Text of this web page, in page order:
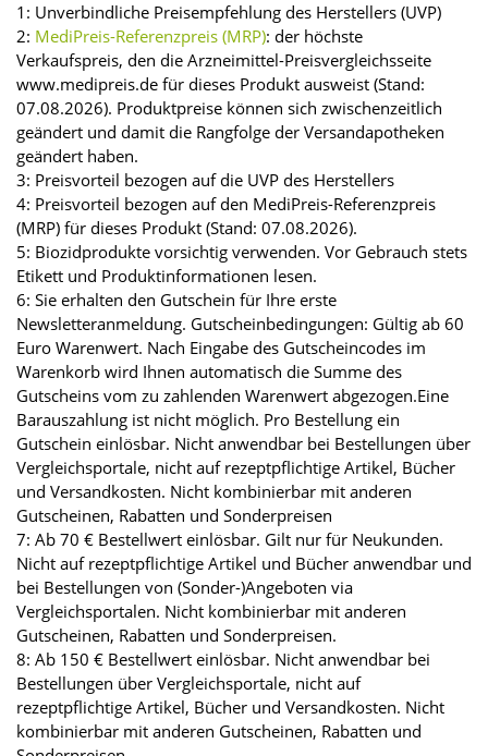
1: Unverbindliche Preisempfehlung des Herstellers (UVP)
2: MediPreis-Referenzpreis (MRP): der höchste
Verkaufspreis, den die Arzneimittel-Preisvergleichsseite
www.medipreis.de für dieses Produkt ausweist (Stand:
07.08.2026). Produktpreise können sich zwischenzeitlich
geändert und damit die Rangfolge der Versandapotheken
geändert haben.
3: Preisvorteil bezogen auf die UVP des Herstellers
4: Preisvorteil bezogen auf den MediPreis-Referenzpreis
(MRP) für dieses Produkt (Stand: 07.08.2026).
5: Biozidprodukte vorsichtig verwenden. Vor Gebrauch stets
Etikett und Produktinformationen lesen.
6: Sie erhalten den Gutschein für Ihre erste
Newsletteranmeldung. Gutscheinbedingungen: Gültig ab 60
Euro Warenwert. Nach Eingabe des Gutscheincodes im
Warenkorb wird Ihnen automatisch die Summe des
Gutscheins vom zu zahlenden Warenwert abgezogen.Eine
Barauszahlung ist nicht möglich. Pro Bestellung ein
Gutschein einlösbar. Nicht anwendbar bei Bestellungen über
Vergleichsportale, nicht auf rezeptpflichtige Artikel, Bücher
und Versandkosten. Nicht kombinierbar mit anderen
Gutscheinen, Rabatten und Sonderpreisen
7: Ab 70 € Bestellwert einlösbar. Gilt nur für Neukunden.
Nicht auf rezeptpflichtige Artikel und Bücher anwendbar und
bei Bestellungen von (Sonder-)Angeboten via
Vergleichsportalen. Nicht kombinierbar mit anderen
Gutscheinen, Rabatten und Sonderpreisen.
8: Ab 150 € Bestellwert einlösbar. Nicht anwendbar bei
Bestellungen über Vergleichsportale, nicht auf
rezeptpflichtige Artikel, Bücher und Versandkosten. Nicht
kombinierbar mit anderen Gutscheinen, Rabatten und